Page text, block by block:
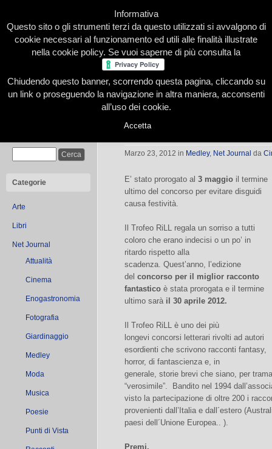
Home Presentazione Redazione Le nostre firme
Categorie
Arte
Libri
Net Journal
Attualità
Cinema
Enogastronomia
Fotografia
Giardinaggio
Medley
Moda
Musica
Poesie
Punti di Vista
XVIII Trofeo RiLL – Il Miglior
Marzo 23, 2012 in Medley, Net Journal da
E’ stato prorogato al 3 maggio il termine
ultimo del concorso per evitare disguidi
causa festività.
Il Trofeo RiLL regala un sorriso a tutti
coloro che erano indecisi o un po’ in
ritardo rispetto alla
scadenza. Quest’anno, l’edizione
del concorso per il miglior racconto
fantastico è stata prorogata e il termine
ultimo sarà il 30 aprile 2012.
Il Trofeo RiLL è uno dei più
longevi concorsi letterari rivolti ad autori
esordienti che scrivono racconti fantasy,
horror, di fantascienza e, in
generale, storie brevi che siano, per
“verosimile”. Bandito nel 1994
visto la partecipazione di oltre 200 i
provenienti dall’Italia e dall´estero
paesi dell´Unione Europea.. ).
Premi.
Informativa
Questo sito o gli strumenti terzi da questo utilizzati si avvalgono di
cookie necessari al funzionamento ed utili alle finalità illustrate
nella cookie policy. Se vuoi saperne di più consulta la
Chiudendo questo banner, scorrendo questa pagina, cliccando su
un link o proseguendo la navigazione in altra maniera, acconsenti
all’uso dei cookie.
Accetta